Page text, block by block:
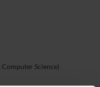
Science)